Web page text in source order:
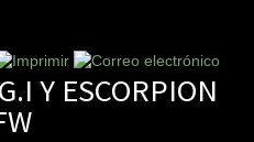
Y ESCORPION